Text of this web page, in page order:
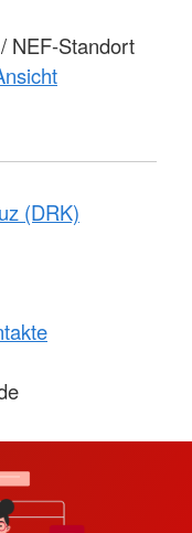
NEF-Standort
(DRK)